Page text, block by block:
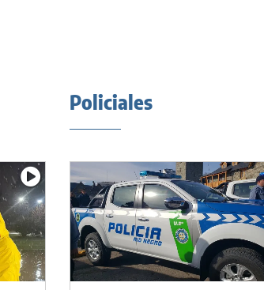
Policiales